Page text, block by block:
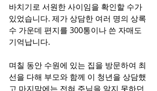
바치기로 서원한 사이임을 확인할 수가
있었습니다. 제가 상담한 여러 명의 상록
수 가운데 편지를 300통이나 쓴 자매도
기억납니다.
며칠 동안 수원에 있는 집을 방문하여 최
선을 다해 부모와 함께 이 청년을 상담했
고 마지막에는 전혀 주님을 알지 못하던